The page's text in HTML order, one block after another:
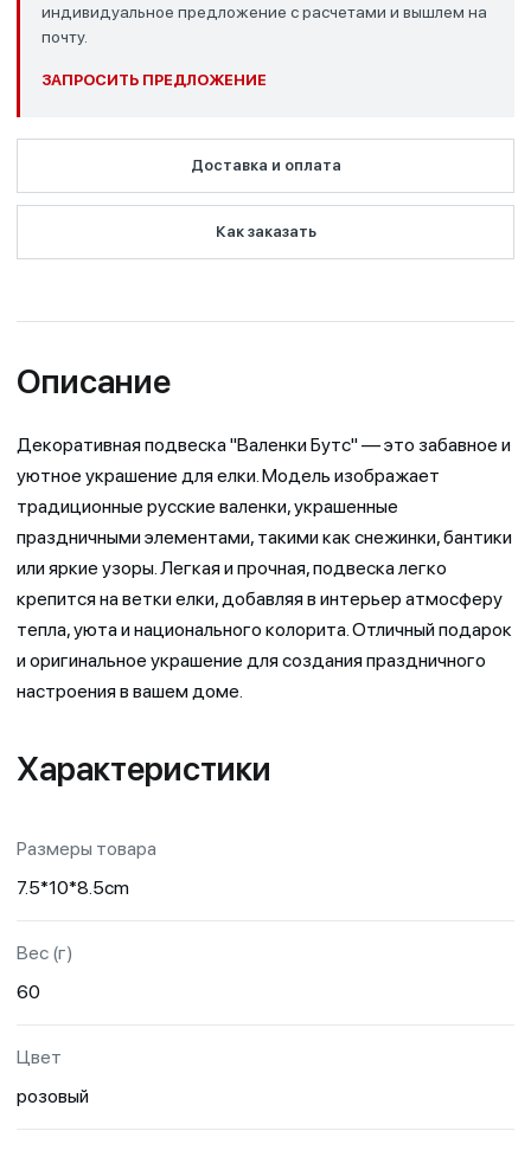
индивидуальное предложение с расчетами и вышлем на
почту.
ЗАПРОСИТЬ ПРЕДЛОЖЕНИЕ
Доставка и оплата
Как заказать
Описание
Декоративная подвеска "Валенки Бутс" — это забавное и
уютное украшение для елки. Модель изображает
традиционные русские валенки, украшенные
праздничными элементами, такими как снежинки, бантики
или яркие узоры. Легкая и прочная, подвеска легко
крепится на ветки елки, добавляя в интерьер атмосферу
тепла, уюта и национального колорита. Отличный подарок
и оригинальное украшение для создания праздничного
настроения в вашем доме.
Характеристики
Размеры товара
7.5*10*8.5cm
Вес (г)
60
Цвет
розовый